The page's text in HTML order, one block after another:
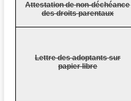
Attestation de non-déchéance
des droits parentaux
Lettre des adoptants sur
papier libre